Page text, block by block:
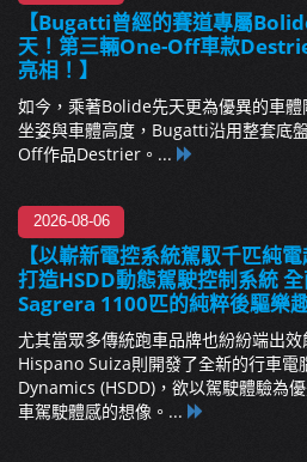
【Bugatti曾經的賽道專屬
天！第三輛One-Off車款
亮相！】
如今，乘著Bolide先天更為優異的車
坐姿與車體高度，Bugatti沿用整套底
Off作品Destrier。...
2026-08-06
【以嶄新電控系統駕馭千匹純
打造HSDD動態駕駛控制系統
Sagrera 1100匹的純粹後驅樂趣
尤其當眾多傳統跑車品牌也紛紛端出效
Hispano Suiza則開發了全新的行車
Dynamics (HSDD)，欲以駕駛體驗為
車駕駛體感的想像。...